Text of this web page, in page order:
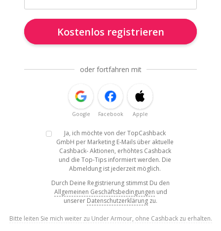
Kostenlos registrieren
oder fortfahren mit
Google Facebook Apple
Ja, ich möchte von der TopCashback
GmbH per Marketing E-Mails über aktuelle
Cashback- Aktionen, erhöhtes Cashback
und die Top-Tips informiert werden. Die
Abmeldung ist jederzeit möglich.
Durch Deine Registrierung stimmst Du den
Allgemeinen Geschäftsbedingungen und
unserer Datenschutzerklärung zu.
Bitte leiten Sie mich weiter zu Under Armour, ohne Cashback zu erhalten.